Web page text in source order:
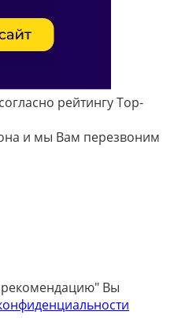
рейтингу Top-
и мы Вам перезвоним
Вы